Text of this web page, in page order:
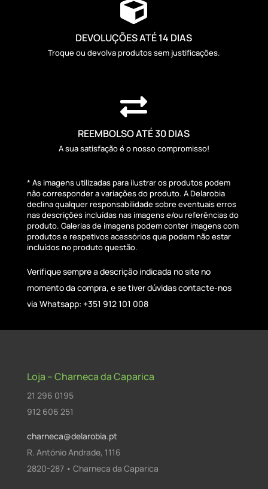

DEVOLUÇÕES ATÉ 14 DIAS
Troque ou devolva produtos sem justificações.

REEMBOLSO ATÉ 30 DIAS
A sua satisfação é o nosso compromisso!
* As imagens utilizadas para ilustrar os produtos podem
não corresponder a variações do produto. A Delarobia
declina qualquer responsabilidade sobre eventuais erros
nas descrições incluídas nas imagens e/ou referências do
produto. Galerias de imagens podem conter imagens com
produtos e respetivos acessórios que podem não estar
incluídos no produto questão.
Verifique sempre a descrição indicada no site no
momento da compra, e se tiver dúvidas contacte-nos
via Whatsapp: +351 912 101 008
Loja – Charneca da Caparica
21 296 0195
912 606 251
charneca@delarobia.pt
R. António Andrade, 1116
2820-287 • Charneca da Caparica